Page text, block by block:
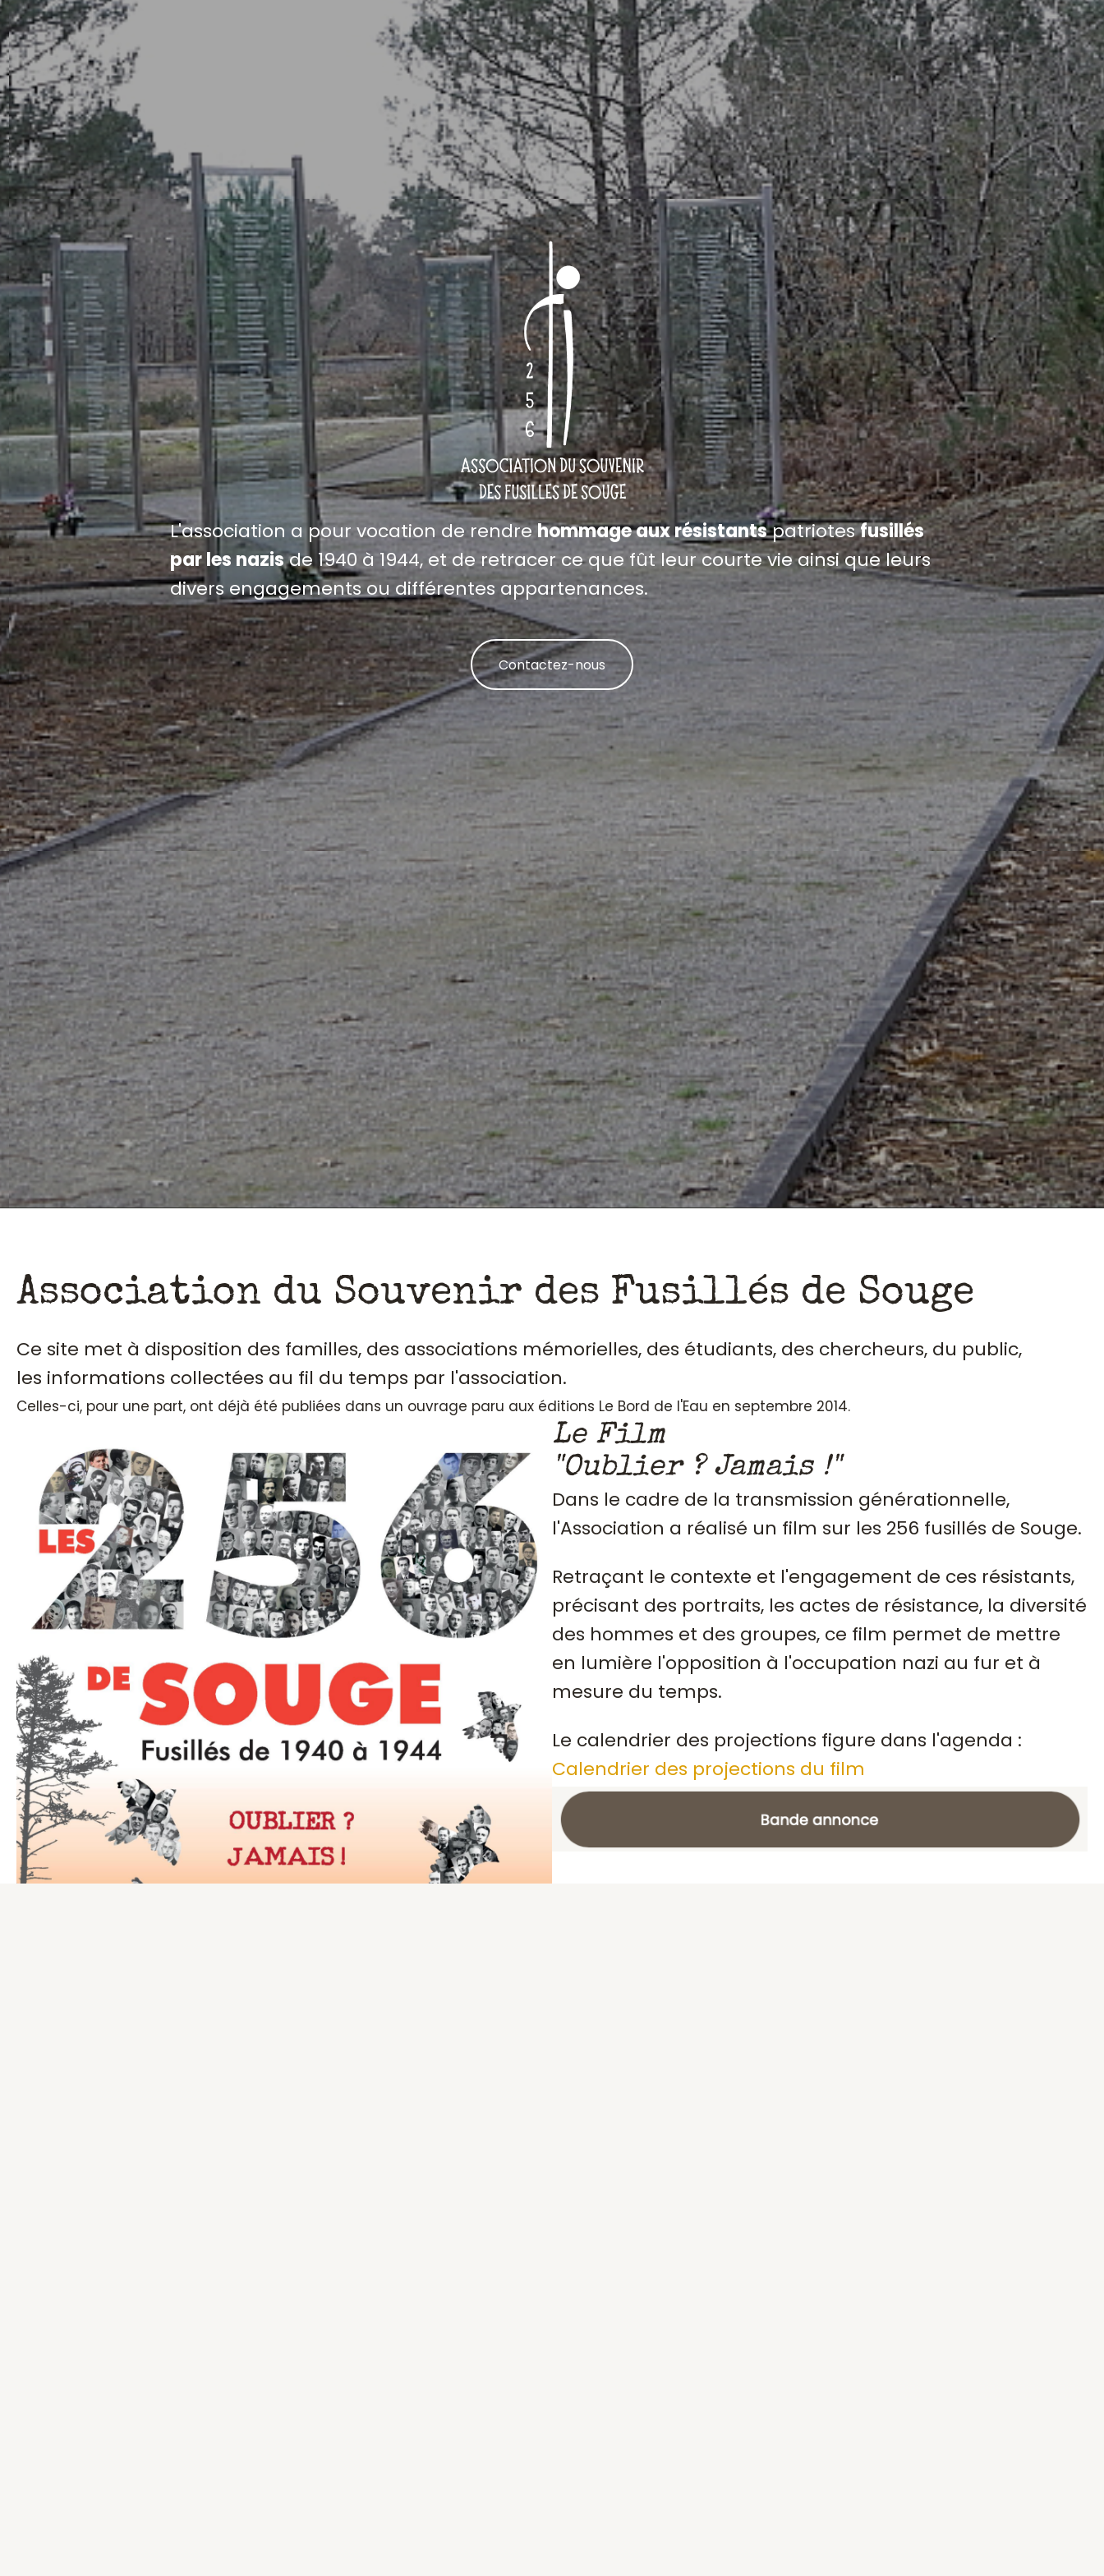
L'association a pour vocation de rendrehommage aux résistantspatriotesfusillés
par les nazisde 1940 à 1944, et de retracer ce que fût leur courte vie ainsi que leurs
divers engagements ou différentes appartenances.
Contactez-nous
Association du Souvenir des Fusillés de Souge
Ce site met à disposition des familles, des associations mémorielles, des étudiants, des chercheurs, du public,
les informations collectées au fil du temps par l'association.
Celles-ci, pour une part, ont déjà été publiées dans un ouvrage paru aux éditions Le Bord de l'Eau en septembre 2014.
Le Film
"Oublier ? Jamais !"
Dans le cadre de la transmission générationnelle,
l'Association a réalisé un film sur les 256 fusillés de Souge.
Retraçant le contexte et l'engagement de ces résistants,
précisant des portraits, les actes de résistance, la diversité
des hommes et des groupes, ce film permet de mettre
en lumière l'opposition à l'occupation nazi au fur et à
mesure du temps.
Le calendrier des projections figure dans l'agenda :
Calendrier des projections du film